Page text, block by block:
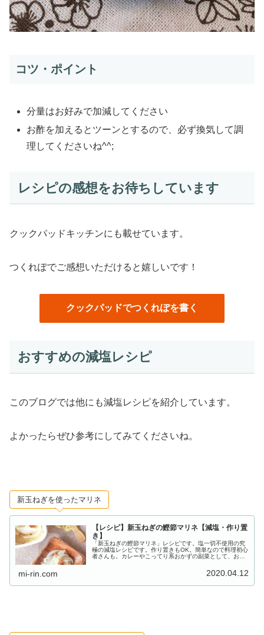
コツ・ポイント
分量はお好みで加減してください
お酢を加えるとツーンとするので、必ず換気して調
理してくださいね^^;
レシピの感想をお待ちしています
クックパッドキッチンにも載せています。
つくれぽでご感想いただけると嬉しいです！
クックパッドでつくれぽを書く
おすすめの減塩レシピ
このブログでは他にも減塩レシピを紹介しています。
よかったらぜひ参考にしてみてくださいね。
新玉ねぎを使ったマリネ
【レシピ】新玉ねぎの鰹節マリネ【減塩・作り置
き】
「新玉ねぎの鰹節マリネ」レシピです。塩一切不使用の究
極の減塩レシピです。作り置きもOK。簡単なので料理初心
者さんも。カレーやこってり系おかずの副菜として、お弁
mi-rin.com 2020.04.12